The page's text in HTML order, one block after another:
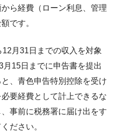
ら経費（ローン利息、管理
です。
月31日までの収入を対象
15日までに申告書を提出
、青色申告特別控除を受け
要経費として計上できるな
事前に税務署に届け出をす
ださい。